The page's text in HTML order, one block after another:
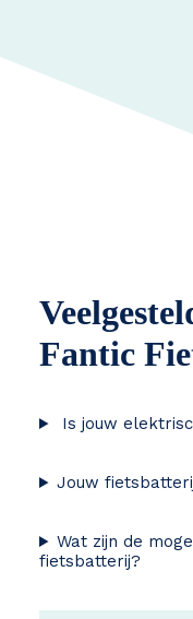
Fantic
Is jouw
Jouw
Wat zijn de
fietsbatterij?